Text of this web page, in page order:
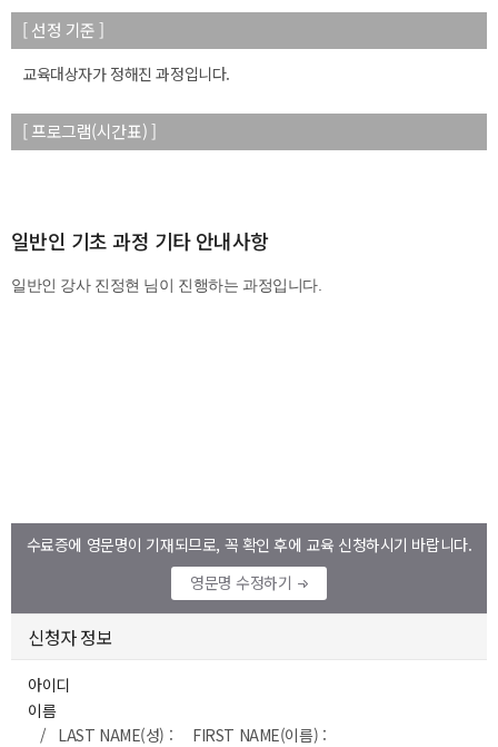
[ 선정 기준 ]
교육대상자가 정해진 과정입니다.
[ 프로그램(시간표) ]
일반인 기초 과정 기타 안내사항
수료증에 영문명이 기재되므로, 꼭 확인 후에 교육 신청하시기 바랍니다.
영문명 수정하기
신청자 정보
아이디
이름
/ LAST NAME(성) : FIRST NAME(이름) :